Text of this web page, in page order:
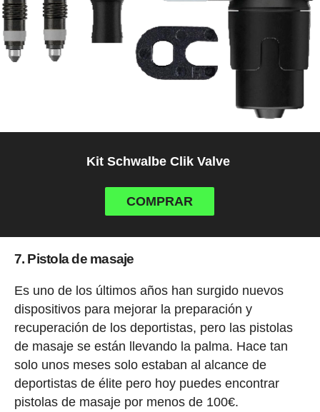
Kit Schwalbe Clik Valve
COMPRAR
7. Pistola de masaje
Es uno de los últimos años han surgido nuevos
dispositivos para mejorar la preparación y
recuperación de los deportistas, pero las pistolas
de masaje se están llevando la palma. Hace tan
solo unos meses solo estaban al alcance de
deportistas de élite pero hoy puedes encontrar
pistolas de masaje por menos de 100€.